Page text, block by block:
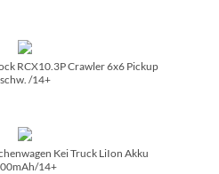
RCX10.3P Crawler 6x6 Pickup
schw. /­14+
Kei Truck LiIon Akku
­14+